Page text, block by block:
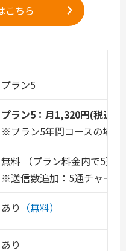
こちら
プラン5
プラン5：月1,320円(税込)
※プラン5年間コースの場合
無料 （プラン料金内で5通
※送信数追加：5通チャー
あり （無料）
あり